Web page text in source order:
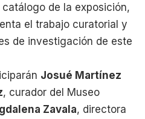
de la exposición,
el trabajo curatorial y
de investigación de este
Josué Martínez
, curador del Museo
Zavala, directora